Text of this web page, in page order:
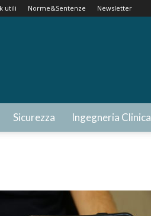
utili Norme&Sentenze Newsletter
Sicurezza Ingegneria Clinica